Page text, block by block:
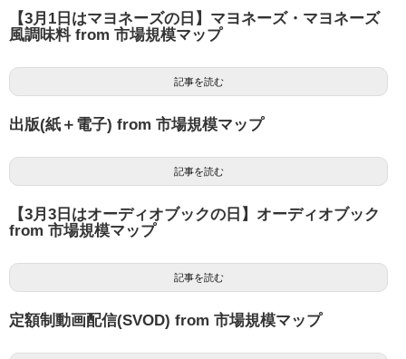
【3月1日はマヨネーズの日】マヨネーズ・マヨネーズ
風調味料 from 市場規模マップ
記事を読む
出版(紙＋電子) from 市場規模マップ
記事を読む
【3月3日はオーディオブックの日】オーディオブック
from 市場規模マップ
記事を読む
定額制動画配信(SVOD) from 市場規模マップ